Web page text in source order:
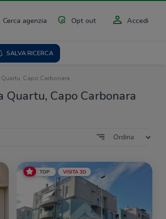
Cerca agenzia Opt out Accedi
SALVA RICERCA
Quartu, Capo Carbonara
Quartu, Capo Carbonara
Ordina
TOP VISITA 3D